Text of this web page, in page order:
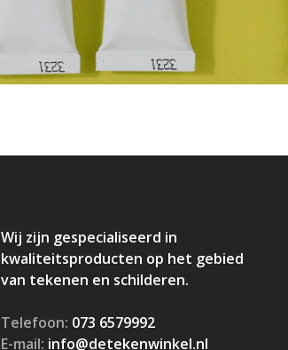
Wij zijn gespecialiseerd in
kwaliteitsproducten op het gebied
van tekenen en schilderen.
Telefoon: 073 6579992
E-mail: info@detekenwinkel.nl